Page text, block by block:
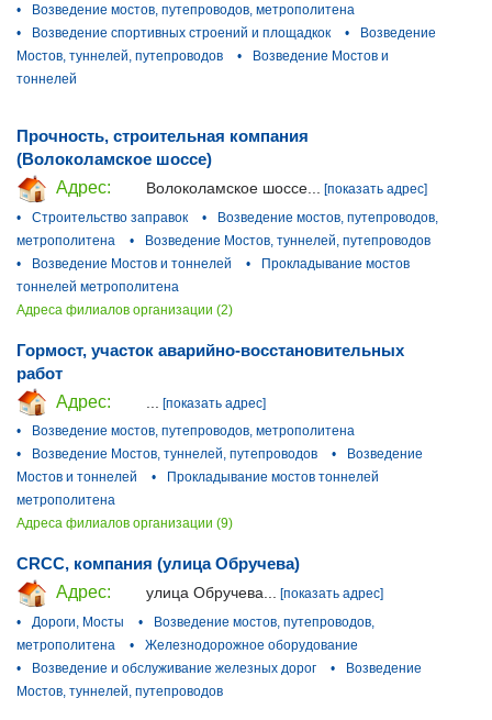
•
Возведение мостов, путепроводов, метрополитена
•
Возведение спортивных строений и площадкок •
Возведение
Мостов, туннелей, путепроводов
•
Возведение Мостов и
тоннелей
Прочность, строительная компания
(Волоколамское шоссе)
Адрес:
Волоколамское шоссе...
[показать адрес]
•
Строительство заправок •
Возведение мостов, путепроводов,
метрополитена
•
Возведение Мостов, туннелей, путепроводов
•
Возведение Мостов и тоннелей •
Прокладывание мостов
тоннелей метрополитена
Адреса филиалов организации (2)
Гормост, участок аварийно-восстановительных
работ
Адрес:
[показать адрес]
•
Возведение мостов, путепроводов, метрополитена
•
Возведение Мостов, туннелей, путепроводов •
Возведение
Мостов и тоннелей
•
Прокладывание мостов тоннелей
метрополитена
Адреса филиалов организации (9)
CRCC, компания (улица Обручева)
Адрес:
улица Обручева... [показать адрес]
•
Дороги, Мосты •
Возведение мостов, путепроводов,
метрополитена
•
Железнодорожное оборудование
•
Возведение и обслуживание железных дорог •
Возведение
Мостов, туннелей, путепроводов